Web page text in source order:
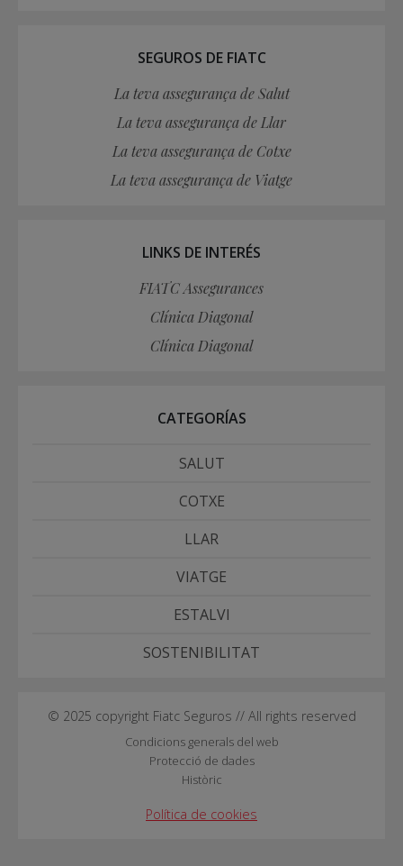
SEGUROS DE FIATC
La teva assegurança de Salut
La teva assegurança de Llar
La teva assegurança de Cotxe
La teva assegurança de Viatge
LINKS DE INTERÉS
FIATC Assegurances
Clínica Diagonal
Clínica Diagonal
CATEGORÍAS
SALUT
COTXE
LLAR
VIATGE
ESTALVI
SOSTENIBILITAT
© 2025 copyright Fiatc Seguros // All rights reserved
Condicions generals del web
Protecció de dades
Històric
Política de cookies